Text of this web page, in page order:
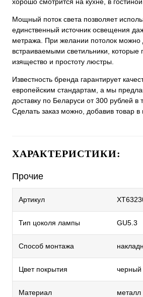
Мощный поток света позволяет
единственный источник освещения
метража. При желании потолок можно
встраиваемыми светильники, которые
изящество и простоту люстры.
Известность бренда гарантирует
европейским стандартам, а мы
доставку по Беларуси от 300 рублей в
Сделать заказ можно, добавив товар в
ХАРАКТЕРИСТИКИ:
Прочие
Артикул
Тип цоколя лампы GU5.3
Способ монтажа
Цвет покрытия черный
Материал металл